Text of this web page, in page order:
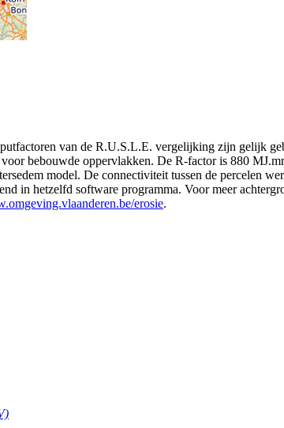
van de R.U.S.L.E. vergelijking zijn gelijk
bebouwde oppervlakken. De R-factor is 880
model. De connectiviteit tussen de percelen
in hetzelfd software programma. Voor meer
erosie.